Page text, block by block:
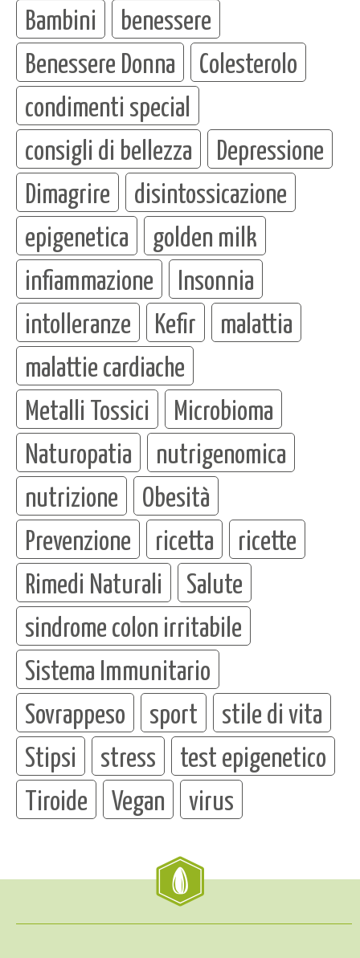
Bambini
benessere
Benessere Donna
Colesterolo
condimenti special
consigli di bellezza
Depressione
Dimagrire
disintossicazione
epigenetica
golden milk
infiammazione
Insonnia
intolleranze
Kefir
malattia
malattie cardiache
Metalli Tossici
Microbioma
Naturopatia
nutrigenomica
nutrizione
Obesità
Prevenzione
ricetta
ricette
Rimedi Naturali
Salute
sindrome colon irritabile
Sistema Immunitario
Sovrappeso
sport
stile di vita
Stipsi
stress
test epigenetico
Tiroide
Vegan virus